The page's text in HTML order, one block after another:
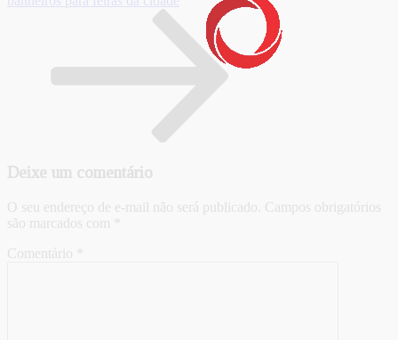
Deixe um comentário
O seu endereço de e-mail não será publicado. Campos obrigatórios
são marcados com
Comentário